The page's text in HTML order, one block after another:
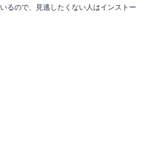
るので、見逃したくない人はインストー